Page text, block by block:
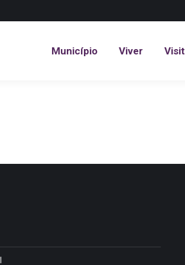
Município Viver
Município Viver